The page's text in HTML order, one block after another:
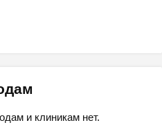
и клиникам нет.